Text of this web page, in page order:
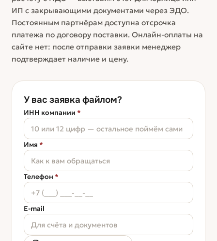
ИП с закрывающими документами через ЭДО.
Постоянным партнёрам доступна отсрочка
платежа по договору поставки. Онлайн-оплаты на
сайте нет: после отправки заявки менеджер
подтверждает наличие и цену.
У вас заявка файлом?
ИНН компании *
Имя *
Телефон *
E-mail